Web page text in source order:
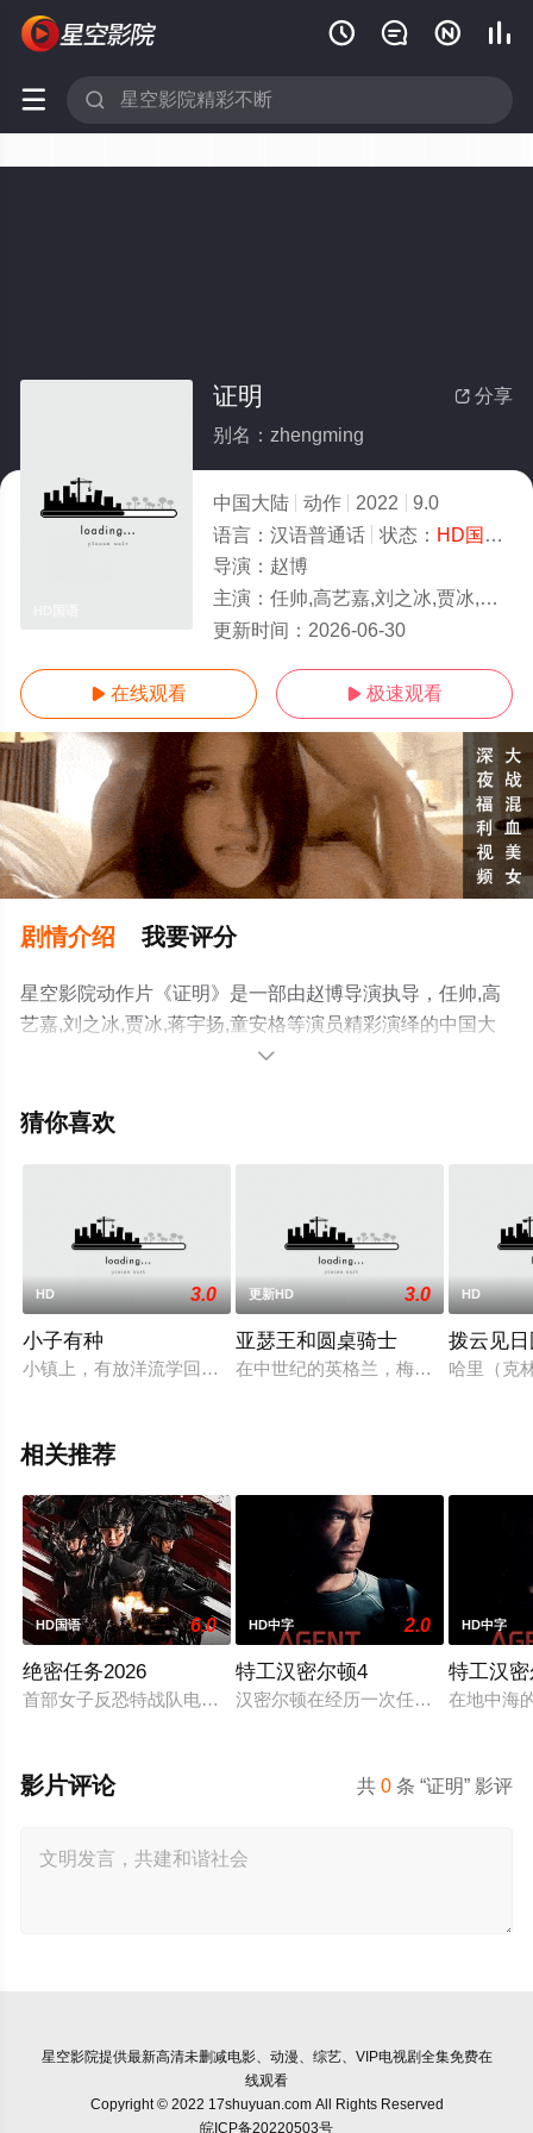
   
 
 分享
证明
别名：zhengming
中国大陆 动作 2022
9.0
语言： 汉语普通话 状态： HD国语/高清
导演： 赵博
主演： 任帅,高艺嘉,刘之冰,贾冰,蒋宇扬,童安格
更新时间： 2026-06-30
 在线观看  极速观看
剧情介绍 我要评分
星空影院动作片《证明》是一部由赵博导演执导，任帅,高
艺嘉,刘之冰,贾冰,蒋宇扬,童安格等演员精彩演绎的中国大
陆电影，手机免费观看高清无删减完整版电影大全就上星
情网等平台了解。

猜你喜欢
HD 3.0
小子有种
小镇上，有放洋流学回来的假洋鬼子，借西方文明的优越感，
更新HD 3.0
亚瑟王和圆桌骑士
在中世纪的英格兰，梅林和亚瑟王将
HD
拨云见
哈里（克
相关推荐
HD国语 6.0
绝密任务2026
首部女子反恐特战队电影，面对恐怖主义恶势力，“最飒女子反
HD中字 2.0
特工汉密尔顿4
汉密尔顿在经历一次任务的严重后
HD中字
特工汉
在地中海
共0 条 “证明” 影评
影片评论
星空影院提供最新高清未删减电影、动漫、综艺、VIP电视剧全集免费在
线观看
Copyright © 2022 17shuyuan.com All Rights Reserved
皖ICP备20220503号